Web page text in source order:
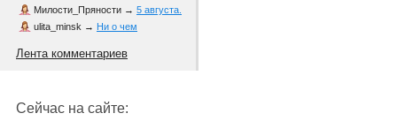
Милости_Пряности → 5 августа.
ulita_minsk → Ни о чем
Лента комментариев
Сейчас на сайте: